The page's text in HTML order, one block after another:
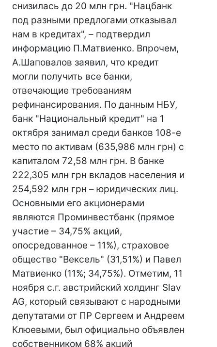
снизилась до 20 млн грн. "Нацбанк
под разными предлогами отказывал
нам в кредитах", – подтвердил
информацию П.Матвиенко. Впрочем,
А.Шаповалов заявил, что кредит
могли получить все банки,
отвечающие требованиям
рефинансирования. По данным НБУ,
банк "Национальный кредит" на 1
октября занимал среди банков 108-е
место по активам (635,986 млн грн) с
капиталом 72,58 млн грн. В банке
222,305 млн грн вкладов населения и
254,592 млн грн – юридических лиц.
Основными его акционерами
являются Проминвестбанк (прямое
участие – 34,75% акций,
опосредованное – 11%), страховое
общество "Вексель" (31,51%) и Павел
Матвиенко (11%; 34,75%). Отметим, 11
ноября с.г. австрийский холдинг Slav
AG, который связывают с народными
депутатами от ПР Сергеем и Андреем
Клюевыми, был официально объявлен
собственником 68% акций